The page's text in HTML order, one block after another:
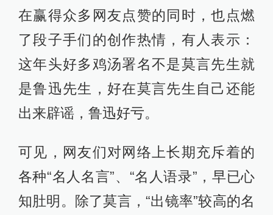
在赢得众多网友点赞的同时，也点燃
了段子手们的创作热情，有人表示：
这年头好多鸡汤署名不是莫言先生就
是鲁迅先生，好在莫言先生自己还能
出来辟谣，鲁迅好亏。
可见，网友们对网络上长期充斥着的
各种“名人名言”、“名人语录”，早已心
知肚明。除了莫言，“出镜率”较高的名